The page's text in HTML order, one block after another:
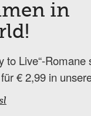
in
to Live“-
€ 2,99 in